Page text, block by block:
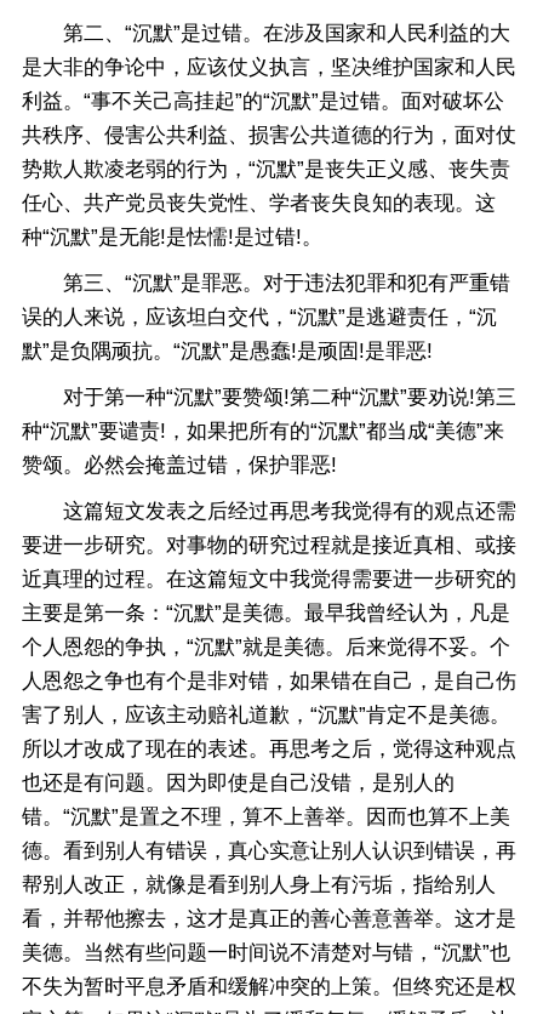
第二、“沉默”是过错。在涉及国家和人民利益的大
是大非的争论中，应该仗义执言，坚决维护国家和人民
利益。“事不关己高挂起”的“沉默”是过错。面对破坏公
共秩序、侵害公共利益、损害公共道德的行为，面对仗
势欺人欺凌老弱的行为，“沉默”是丧失正义感、丧失责
任心、共产党员丧失党性、学者丧失良知的表现。这
种“沉默”是无能!是怯懦!是过错!。
第三、“沉默”是罪恶。对于违法犯罪和犯有严重错
误的人来说，应该坦白交代，“沉默”是逃避责任，“沉
默”是负隅顽抗。“沉默”是愚蠢!是顽固!是罪恶!
对于第一种“沉默”要赞颂!第二种“沉默”要劝说!第三
种“沉默”要谴责!，如果把所有的“沉默”都当成“美德”来
赞颂。必然会掩盖过错，保护罪恶!
这篇短文发表之后经过再思考我觉得有的观点还需
要进一步研究。对事物的研究过程就是接近真相、或接
近真理的过程。在这篇短文中我觉得需要进一步研究的
主要是第一条：“沉默”是美德。最早我曾经认为，凡是
个人恩怨的争执，“沉默”就是美德。后来觉得不妥。个
人恩怨之争也有个是非对错，如果错在自己，是自己伤
害了别人，应该主动赔礼道歉，“沉默”肯定不是美德。
所以才改成了现在的表述。再思考之后，觉得这种观点
也还是有问题。因为即使是自己没错，是别人的
错。“沉默”是置之不理，算不上善举。因而也算不上美
德。看到别人有错误，真心实意让别人认识到错误，再
帮别人改正，就像是看到别人身上有污垢，指给别人
看，并帮他擦去，这才是真正的善心善意善举。这才是
美德。当然有些问题一时间说不清楚对与错，“沉默”也
不失为暂时平息矛盾和缓解冲突的上策。但终究还是权